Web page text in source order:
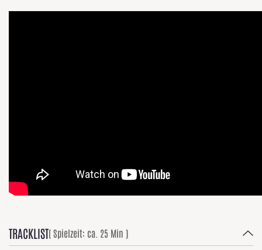
TRACKLIST( Spielzeit: ca. 25 Min )